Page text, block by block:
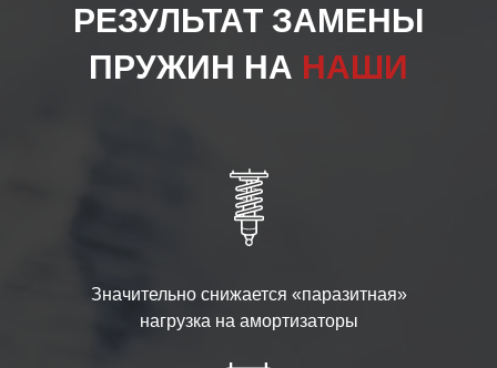
РЕЗУЛЬТАТ ЗАМЕНЫ
ПРУЖИН НА НАШИ
Значительно снижается «паразитная»
нагрузка на амортизаторы